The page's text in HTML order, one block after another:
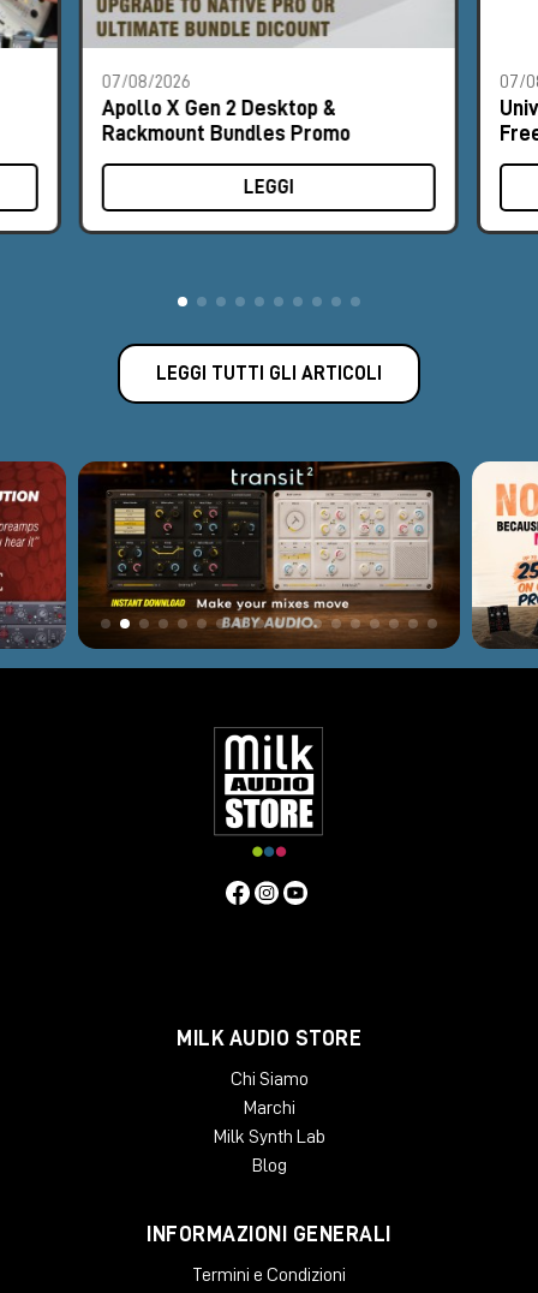
07/08/2026
Apollo X Gen 2 Desktop &
Rackmount Bundles Promo
LEGGI
07/
LEGGI TUTTI GLI ARTICOLI
MILK AUDIO STORE
Chi Siamo
Marchi
Milk Synth Lab
Blog
INFORMAZIONI GENERALI
Termini e Condizioni